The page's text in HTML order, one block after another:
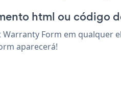
html ou código
Warranty Form em qualquer
aparecerá!